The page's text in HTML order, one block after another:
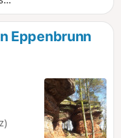
Eppenbrunn